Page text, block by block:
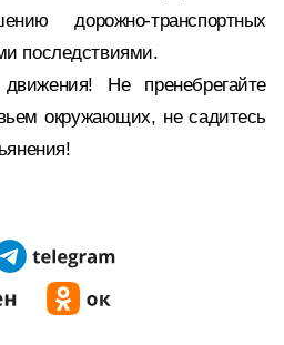
дорожно-транспортных
последствиями.
Не пренебрегайте
окружающих, не садитесь